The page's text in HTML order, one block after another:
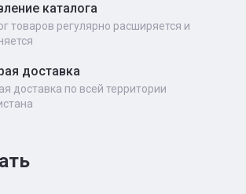
каталога
товаров регулярно расширяется и
доставка
доставка по всей территории